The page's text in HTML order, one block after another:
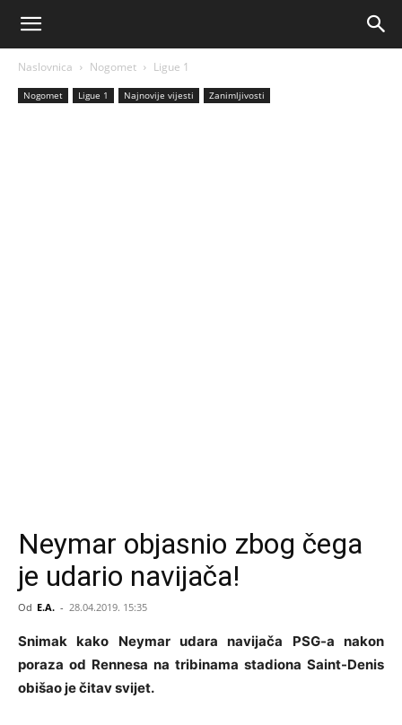
Naslovnica Nogomet Ligue 1
Nogomet Ligue 1 Najnovije vijesti Zanimljivosti
Neymar objasnio zbog čega
je udario navijača!
Od E.A. - 28.04.2019. 15:35
Snimak kako Neymar udara navijača PSG-a nakon
poraza od Rennesa na tribinama stadiona Saint-Denis
obišao je čitav svijet.